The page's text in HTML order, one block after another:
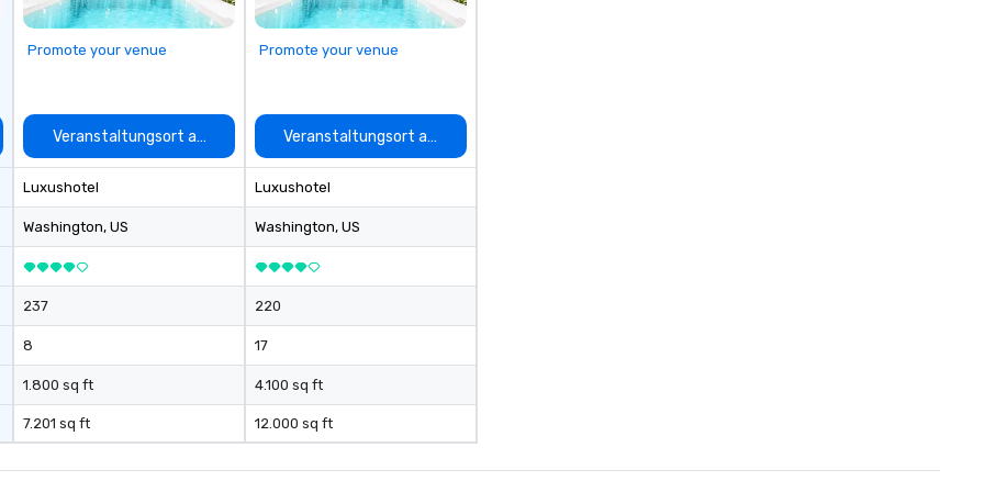
trainings
to your
if you need a
out the South
Promote your venue
Veranstaltungsort auswählen
Luxushotel
Washington, US
237
8
1.800 sq ft
7.201 sq ft
Promote your venue
Veranstaltungsort auswählen
Luxushotel
Washington, US
220
17
4.100 sq ft
12.000 sq ft